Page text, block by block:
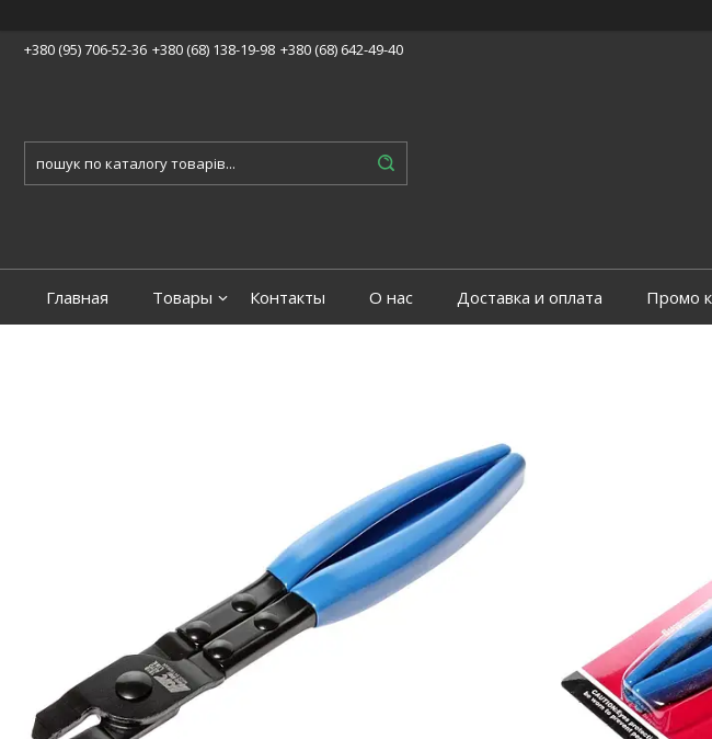
+380 (95) 706-52-36 +380 (68) 138-19-98 +380 (68) 642-49-40
Главная Товары Контакты О нас Доставка и оплата Промо